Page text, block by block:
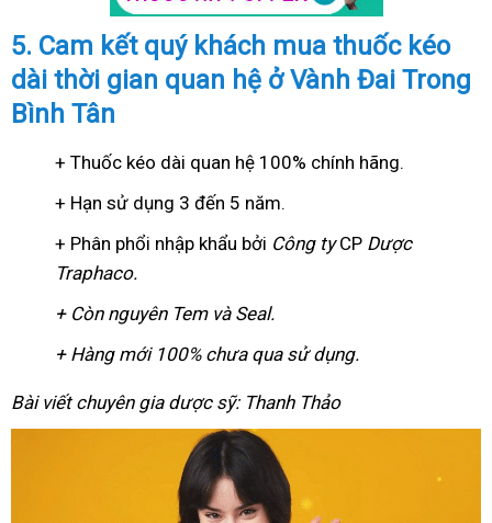
5. Cam kết quý khách mua thuốc kéo
dài thời gian quan hệ ở Vành Đai Trong
Bình Tân
+ Thuốc kéo dài quan hệ 100% chính hãng.
+ Hạn sử dụng 3 đến 5 năm.
+ Phân phổi nhập khẩu bởi Công tyCP Dược
Traphaco.
+ Còn nguyên Tem và Seal.
+ Hàng mới 100% chưa qua sử dụng.
Bài viết chuyên gia dược sỹ: Thanh Thảo